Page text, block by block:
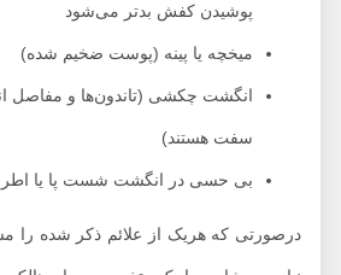
پوشیدن کفش بدتر می‌شود
میخچه یا پینه (پوست ضخیم شده)
انگشت چکشی (تاندون‌ها و مفاصل
سفت هستند)
بی حسی در انگشت شست پا یا اطراف
درصورتی که هریک از علائم ذکر شده را